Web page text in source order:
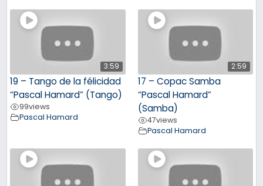
3:59
19 – Tango de la félicidad
“Pascal Hamard” (Tango)
99views
Pascal Hamard
2:59
17 – Copac Samba
“Pascal Hamard”
(Samba)
47views
Pascal Hamard